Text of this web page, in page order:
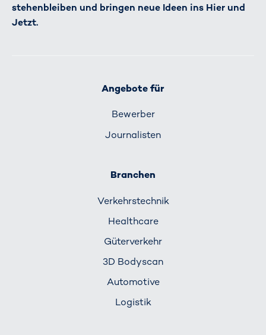
stehenbleiben und bringen neue Ideen ins Hier und
Jetzt.
Angebote für
Bewerber
Journalisten
Branchen
Verkehrs­technik
Healthcare
Güterverkehr
3D Bodyscan
Automotive
Logistik